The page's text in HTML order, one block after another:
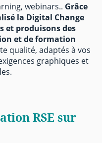
webinars.. Grâce
la Digital Change
et produisons des
et de formation
qualité, adaptés à vos
graphiques et
RSE sur